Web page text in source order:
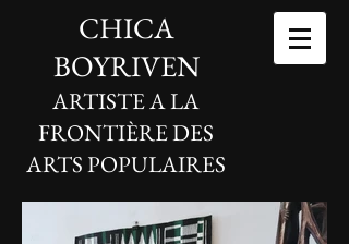
CHICA
BOYRIVEN
ARTISTE A LA
FRONTIÈRE DES
ARTS POPULAIRES